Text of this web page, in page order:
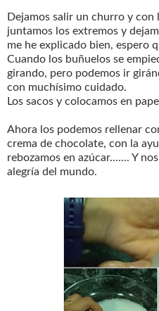
Dejamos salir un churro y con
juntamos los extremos y
me he explicado bien, espero
Cuando los buñuelos se
girando, pero podemos ir
con muchísimo cuidado.
Los sacos y colocamos en
Ahora los podemos rellenar
crema de chocolate, con la
rebozamos en azúcar....... Y
alegría del mundo.